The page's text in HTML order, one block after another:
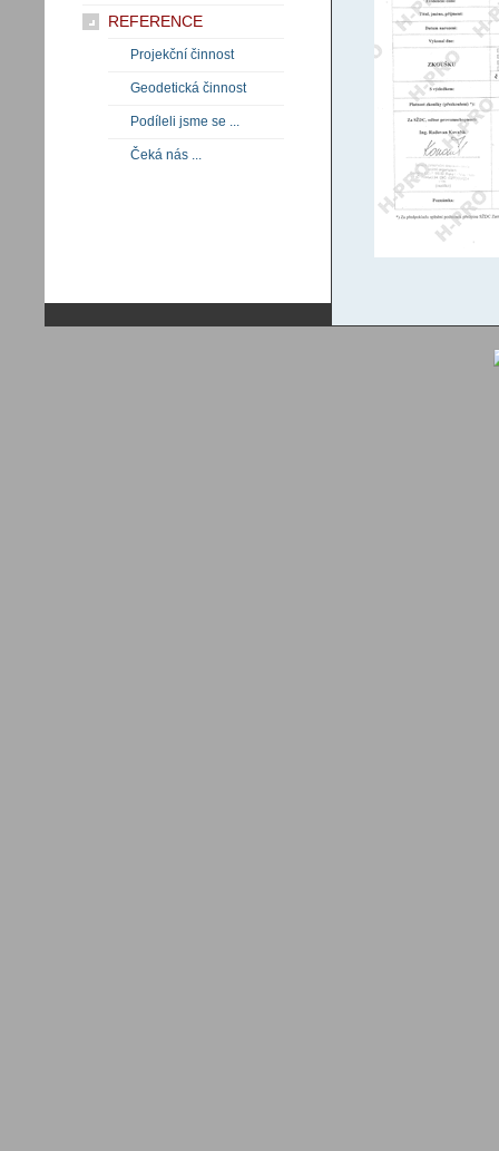
REFERENCE
Projekční činnost
Geodetická činnost
Podíleli jsme se ...
Čeká nás ...